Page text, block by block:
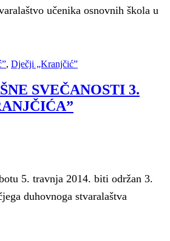
učenika osnovnih škola u
, Dječji „Kranjčić”
SVEČANOSTI 3.
5. travnja 2014. biti održan 3.
duhovnoga stvaralaštva